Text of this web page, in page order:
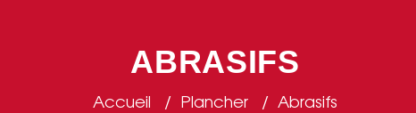
ABRASIFS
Accueil Plancher Abrasifs